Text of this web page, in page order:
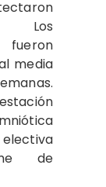
Los
media
de